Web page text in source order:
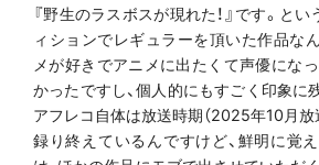
『野生のラスボスが現れた！』です。と
ィションでレギュラーを頂いた作品な
メが好きでアニメに出たくて声優にな
かったですし、個人的にもすごく印象に
アフレコ自体は放送時期（2025年10月放
録り終えているんですけど、鮮明に覚